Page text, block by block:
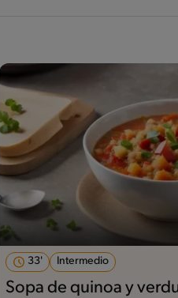
33' Intermedio
Sopa de quinoa y